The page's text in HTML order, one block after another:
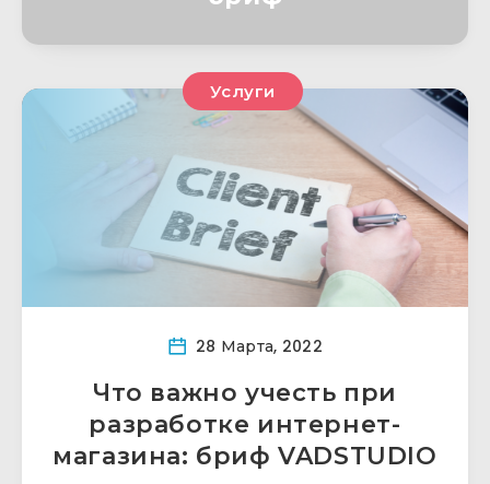
Услуги
28 Марта, 2022
Что важно учесть при
разработке интернет-
магазина: бриф VADSTUDIO